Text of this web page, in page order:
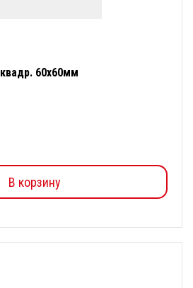
60х60мм
В корзину